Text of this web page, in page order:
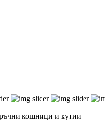
кошници и кутии